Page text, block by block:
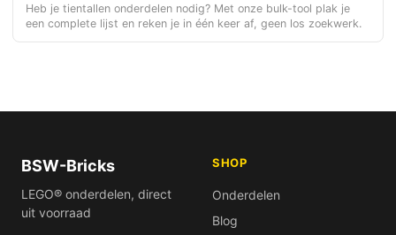
Heb je tientallen onderdelen nodig? Met onze bulk-tool plak je
een complete lijst en reken je in één keer af, geen los zoekwerk.
BSW-Bricks
LEGO® onderdelen, direct
uit voorraad
SHOP
Onderdelen
Blog